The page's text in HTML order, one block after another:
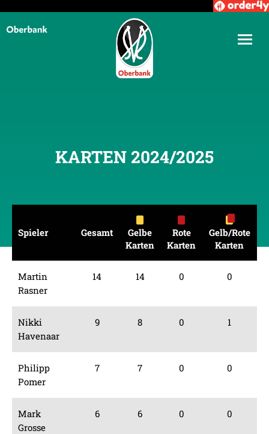
KARTEN 2024/2025
Spieler Gesamt
Gelbe
Karten
Rote
Karten
Gelb/Rote
Karten
Martin
Rasner
14 14 0 0
Nikki
Havenaar
9 8 0 1
Philipp
Pomer
7 7 0 0
Mark
Grosse
6 6 0 0